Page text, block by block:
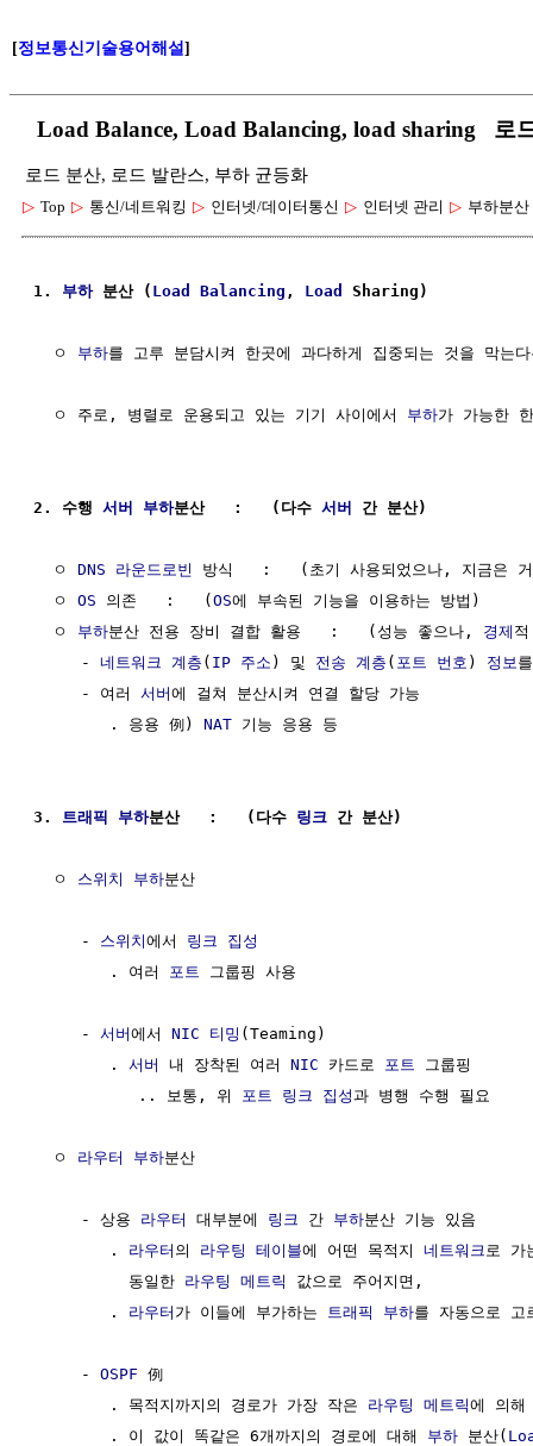
[정보통신기술용어해설]
Load Balance, Load Balancing, load sharing 로
로드 분산, 로드 발란스, 부하 균등화
▷ Top ▷ 통신/네트워킹 ▷ 인터넷/데이터통신 ▷ 인터넷 관리 ▷ 부하분산
1. 부하 분산 ( Load Balancing , Load Sharing)
  ㅇ
부하를 고루 분담시켜 한곳에 과다하게 집중되는 것을 막는
  ㅇ 주로, 병렬로 운용되고 있는 기기 사이에서
부하가 가능한
2. 수행 서버 부하분산   :   (다수 서버 간 분산)
  ㅇ
DNS 라운드로빈
방식   :   (초기 사용되었으나, 지금은
  ㅇ
OS 의존   :   (OS에 부속된 기능을 이용하는 방법)
  ㅇ
부하분산 전용 장비 결합 활용   :   (성능 좋으나, 경제
     -
네트워크 계층 ( IP 주소 ) 및 전송 계층 ( 포트 번호 ) 정보
     - 여러
서버에 걸쳐 분산시켜 연결 할당 가능
        . 응용 例)
NAT 기능 응용 등
3. 트래픽 부하분산   :   (다수 링크 간 분산)
  ㅇ
스위치 부하분산
     -
스위치에서 링크 집성
        . 여러
포트 그룹핑 사용
     -
서버에서 NIC 티밍 (Teaming)
        .
서버 내 장착된 여러 NIC 카드로 포트
그룹핑
           .. 보통, 위
포트 링크 집성과 병행 수행 필요
  ㅇ
라우터 부하분산
     - 상용
라우터 대부분에 링크 간 부하분산 기능 있음
        .
라우터 의 라우팅 테이블에 어떤 목적지 네트워크 로 가
          동일한
라우팅 메트릭
값으로 주어지면,
        .
라우터 가 이들에 부가하는 트래픽 부하를 자동으로 고
     -
OSPF 例
        . 목적지까지의 경로가 가장 작은
라우팅 메트릭에 의
        . 이 값이 똑같은 6개까지의 경로에 대해
부하 분산(